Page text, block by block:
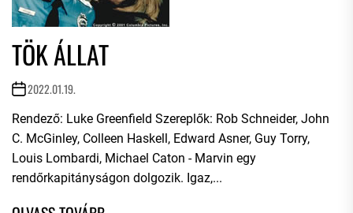
TÖK ÁLLAT
2022.01.19.
Rendező: Luke Greenfield Szereplők: Rob Schneider, John
C. McGinley, Colleen Haskell, Edward Asner, Guy Torry,
Louis Lombardi, Michael Caton - Marvin egy
rendőrkapitányságon dolgozik. Igaz,...